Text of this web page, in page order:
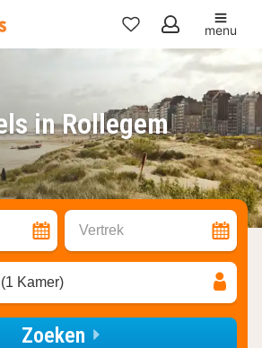
Mijn
favorieten
menu
in Rollegem
Vertrek
Kamer)
Zoeken